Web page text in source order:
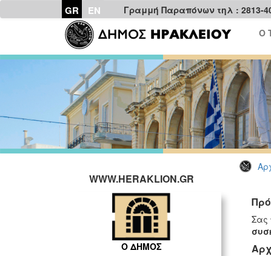
GR EN Γραμμή Παραπόνων τηλ : 2813-
Ο
WWW.HERAKLION.GR
Ο ΔΗΜΟΣ
Σας